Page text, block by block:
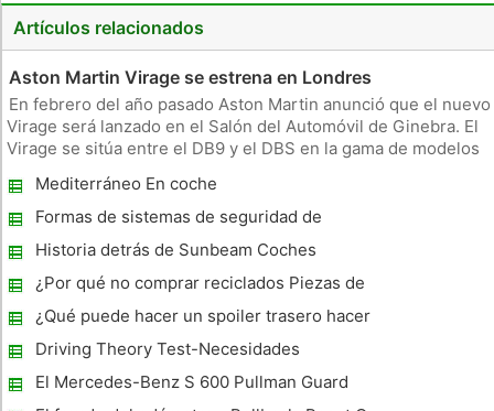
Artículos relacionados
Aston Martin Virage se estrena en Londres
En febrero del año pasado Aston Martin anunció que el nuevo
Virage será lanzado en el Salón del Automóvil de Ginebra. El
Virage se sitúa entre el DB9 y el DBS en la gama de modelos
sistema de 2 +2 asientos. Aston Martin afirma que la mano
Mediterráneo En coche
Formas de sistemas de seguridad de
coches disponibles en la actualidad
Historia detrás de Sunbeam Coches
¿Por qué no comprar reciclados Piezas de
coches reemplazos?
¿Qué puede hacer un spoiler trasero hacer
para su coche?
Driving Theory Test-Necesidades
Especiales
El Mercedes-Benz S 600 Pullman Guard